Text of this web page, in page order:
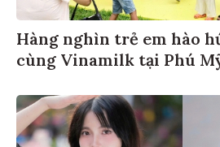
Hàng nghìn trẻ em hào
cùng Vinamilk tại Phú